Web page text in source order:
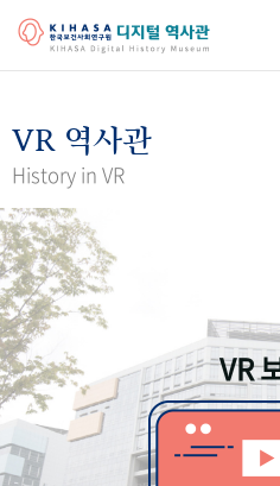
걸어온 길 기관 변천사
연구 역사
정책과 연구
간행물 변천사
기록물 아카이브
사진 아카이브 문서 기록물
VR 역사관
History in VR
VR